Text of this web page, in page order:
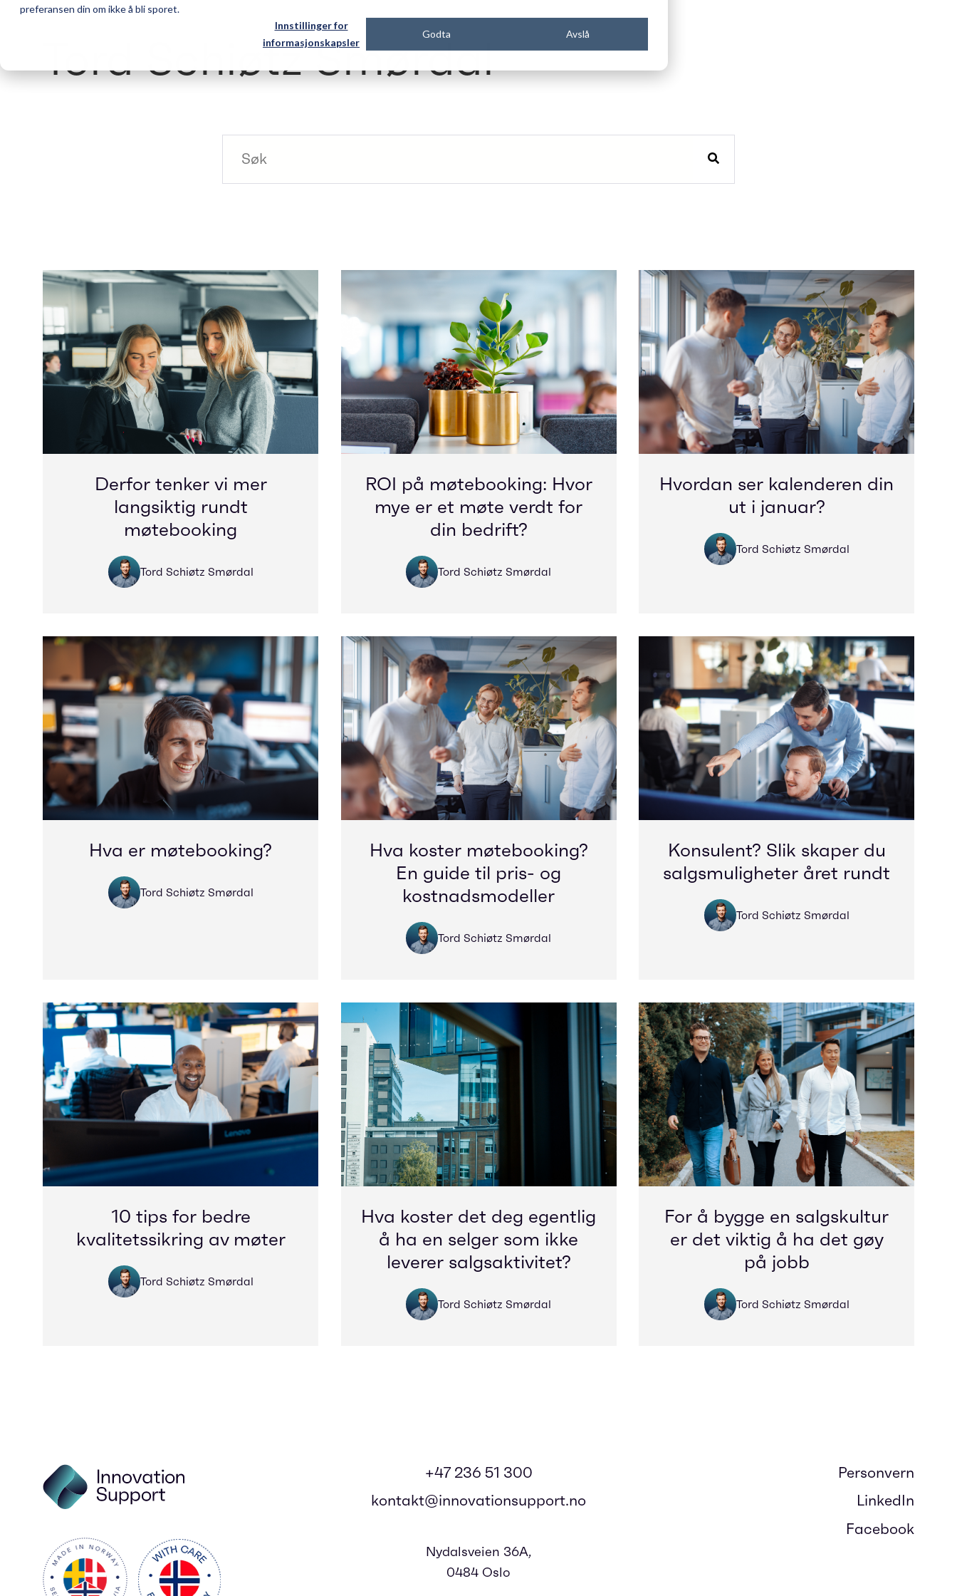
preferansen din om ikke å bli sporet.
Innstillinger for
informasjonskapsler
Godta Avslå
Tord Schiøtz Smørdal
Derfor tenker vi mer
langsiktig rundt
møtebooking
Tord Schiøtz Smørdal
ROI på møtebooking: Hvor
mye er et møte verdt for
din bedrift?
Tord Schiøtz Smørdal
Hvordan ser kalenderen din
ut i januar?
Tord Schiøtz Smørdal
Hva er møtebooking?
Tord Schiøtz Smørdal
Hva koster møtebooking?
En guide til pris- og
kostnadsmodeller
Tord Schiøtz Smørdal
Konsulent? Slik skaper du
salgsmuligheter året rundt
Tord Schiøtz Smørdal
10 tips for bedre
kvalitetssikring av møter
Tord Schiøtz Smørdal
Hva koster det deg egentlig
å ha en selger som ikke
leverer salgsaktivitet?
Tord Schiøtz Smørdal
For å bygge en salgskultur
er det viktig å ha det gøy
på jobb
Tord Schiøtz Smørdal
+47 236 51 300
kontakt@innovationsupport.no
Nydalsveien 36A,
0484 Oslo
Personvern
LinkedIn
Facebook